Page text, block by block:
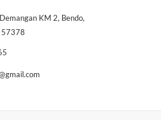
KM 2, Bendo,
57378